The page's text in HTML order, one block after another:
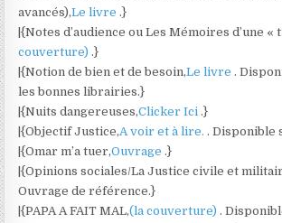
avancés),Le livre.}
|{Notes d’audience ou Les Mémoires d’une
couverture).}
|{Notion de bien et de besoin,Le livre.
les bonnes librairies.}
|{Nuits dangereuses,Clicker Ici.}
|{Objectif Justice,A voir et à lire.. Disponible
|{Omar m’a tuer,Ouvrage.}
|{Opinions sociales/La Justice civile et
Ouvrage de référence.}
|{PAPA A FAIT MAL,(la couverture).